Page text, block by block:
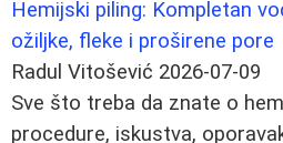
Hemijski piling: Kompletan
ožiljke, fleke i proširene pore
Radul Vitošević 2026-07-09
Sve što treba da znate o
procedure, iskustva,